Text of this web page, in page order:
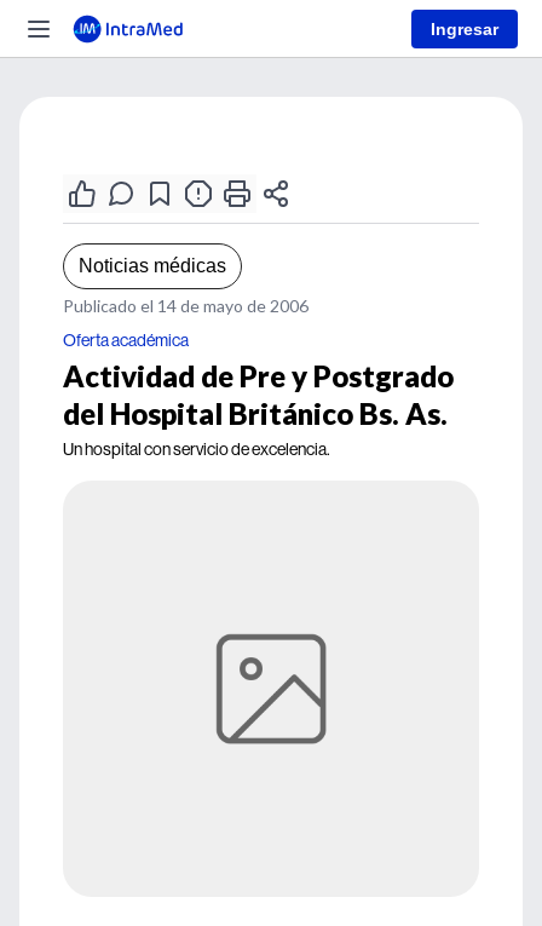
Ingresar
Noticias médicas
Publicado el 14 de mayo de 2006
Oferta académica
Actividad de Pre y Postgrado
del Hospital Británico Bs. As.
Un hospital con servicio de excelencia.